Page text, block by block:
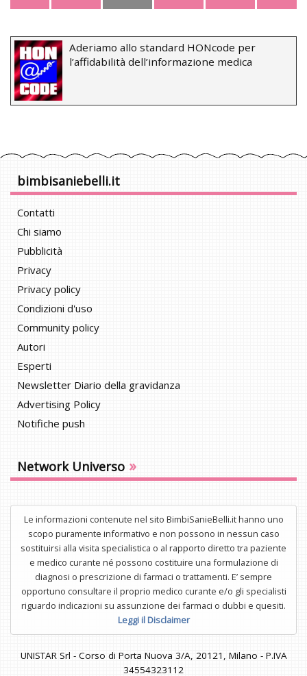
Aderiamo allo standard HONcode per
l’affidabilità dell’informazione medica
bimbisaniebelli.it
Contatti
Chi siamo
Pubblicità
Privacy
Privacy policy
Condizioni d'uso
Community policy
Autori
Esperti
Newsletter Diario della gravidanza
Advertising Policy
Notifiche push
Network Universo »
Le informazioni contenute nel sito BimbiSanieBelli.it hanno uno
scopo puramente informativo e non possono in nessun caso
sostituirsi alla visita specialistica o al rapporto diretto tra paziente
e medico curante né possono costituire una formulazione di
diagnosi o prescrizione di farmaci o trattamenti. E’ sempre
opportuno consultare il proprio medico curante e/o gli specialisti
riguardo indicazioni su assunzione dei farmaci o dubbi e quesiti.
Leggi il Disclaimer
UNISTAR Srl - Corso di Porta Nuova 3/A, 20121, Milano - P.IVA
34554323112